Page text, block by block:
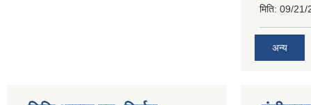
मिति: 09/21/
अन्य